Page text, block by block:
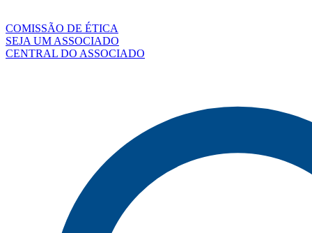
COMISSÃO DE ÉTICA
SEJA UM ASSOCIADO
CENTRAL DO ASSOCIADO